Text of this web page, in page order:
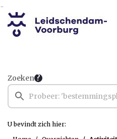
Ga naar de inhoud van deze pagina
Ga naar het zoeken
Ga naar het menu
Zoeken
U bevindt zich hier: